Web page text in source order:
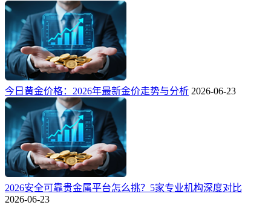
今日黄金价格：2026年最新金价走势与分析 2026-06-23
2026安全可靠贵金属平台怎么挑？5家专业机构深度对比
2026-06-23